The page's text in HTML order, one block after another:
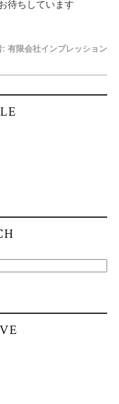
待ちしています
: 有限会社インプレッション